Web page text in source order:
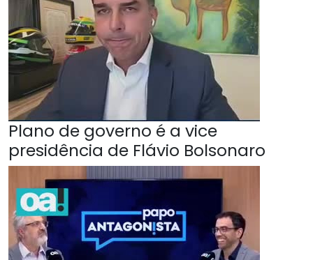
Plano de governo é a vice
presidência de Flávio Bolsonaro